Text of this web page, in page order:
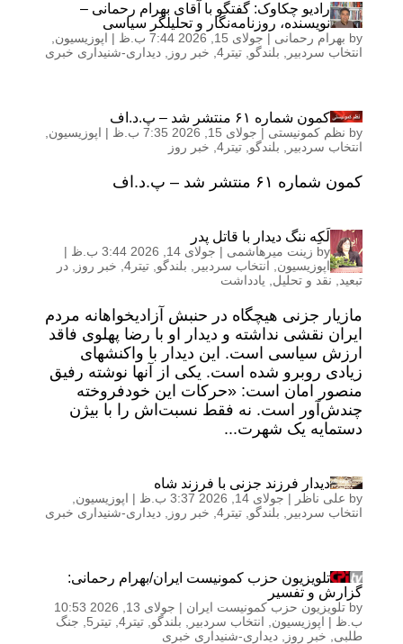
رادیو چکاوک: گفتگو با آقای بهرام رحمانی –
نویسنده، روزنامه‌نگار و تحلیلگر سیاسی
by بهرام رحمانی | جولای 15, 2026 7:44 ب.ظ | اپوزیسیون
انتخاب سردبیر
بلندگو تیتر4 , خبر روز دیداری-شنیداری خبری
کمون شماره ۶۱ منتشر شد – پ.د.اف
by نظم کمونیستی | جولای 15, 2026 7:35 ب.ظ | اپوزیسیون
انتخاب سردبیر
بلندگو تیتر4 , خبر روز
کمون شماره ۶۱ منتشر شد – پ.د.اف
لَکِه ننگ دیدار با قاتل پدر
by زینت میرهاشمی | جولای 14, 2026 3:44 ب.ظ
|
اپوزیسیون
انتخاب سردبیر بلندگو تیتر4 , خبر روز
در
تبعید
نقد و تحلیل یادداشت
مازیار جزنی هیچگاه در حنبش آزادیخواهانه مردم
ایران نقشی نداشته و دیدار او با رضا پهلوی فاقد
ارزش سیاسی است. این دیدار با واکنشهای
زیادی روبرو شده است. یکی از آنها نوشته رفیق
منصور امان است: «حرکات این خودفروخته
چندش‌آور است. نه فقط نسبت‌اش را با بیژن
دستمایه یک شهرت...
دیدار فرزند جزنی با فرزند شاه
by علی ناظر | جولای 14, 2026 3:37 ب.ظ | اپوزیسیون
انتخاب سردبیر
بلندگو تیتر4 , خبر روز دیداری-شنیداری خبری
تلویزیون حزب کمونیست ایران/بهرام رحمانی:
گزارش و تفسیر
by تلویزیون حزب کمونیست ایران |
جولای 13, 2026 10:53
ب.ظ | اپوزیسیون انتخاب سردبیر بلندگو تیتر4 , تیتر5
جنگ
طلبی
خبر روز دیداری-شنیداری خبری